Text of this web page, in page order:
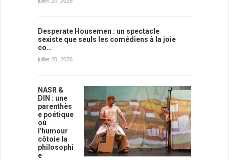
Desperate Housemen : un spectacle
sexiste que seuls les comédiens à la joie
co…
juillet 20, 2026
NASR &
DIN : une
parenthès
e poétique
où
l'humour
côtoie la
philosophi
e